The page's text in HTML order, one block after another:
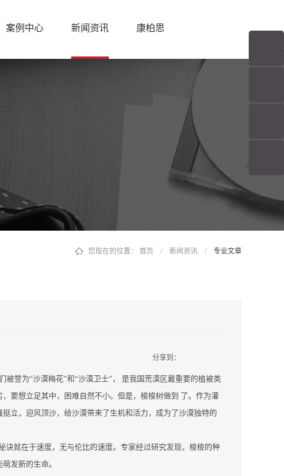
案例中心 新闻资讯 康柏思
您现在的位置： 首页 / 新闻资讯 / 专业文章
分享到：
誉为“沙漠梅花”和“沙漠卫士”， 是我国荒漠区最重要的植被类
要想立足其中，困难自然不小。但是，梭梭树做到 了。作为灌
立，迎风顶沙，给沙漠带来了生机和活力，成为了沙漠独特的
诀就在于速度，无与伦比的速度。专家经过研究发现，梭梭的种
发新的生命。